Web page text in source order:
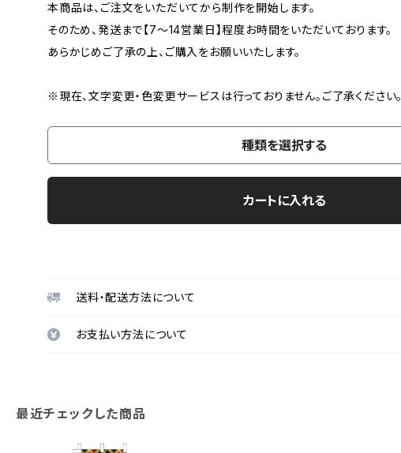
本商品は、ご注文をいただいてから制作を開始します。
そのため、発送まで【7〜14営業日】程度お時間をいただいております。
あらかじめご了承の上、ご購入をお願いいたします。
※現在、文字変更・色変更サービスは行っておりません。ご了承ください。
種類を選択する
カートに入れる
送料・配送方法について
お支払い方法について
最近チェックした商品